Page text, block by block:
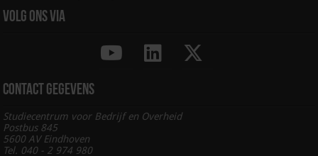
Volg ons via
Contact gegevens
Studiecentrum voor Bedrijf en Overheid
Postbus 845
5600 AV Eindhoven
Tel. 040 - 2 974 980